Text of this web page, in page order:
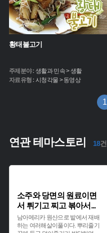
황태불고기
주제분야 : 생활과 민속 > 생활
자료유형 : 시청각물 > 동영상
1
연관 테마스토리 18건
소주와 당면의 원료이면
서 튀기고 찌고 볶아서 ...
남아메리카 원산으로 밭에서 재배
하는 여러해살이풀이다. 뿌리줄기